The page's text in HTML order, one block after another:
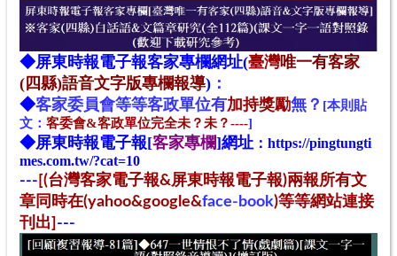
◆屏東時報電子報客家專欄網址(臺灣唯一有客家
(四縣)語音文字版專欄報導) ：
◆客家委員會等等客政單位有加持獎勵無？ [本則貼
文： 客委會&客政單位完全未？未？----]
◆屏東時報電子報[客家專欄]網址 ： https://pingtungti
mes.com.tw/?cat=10
--- [(台灣客家電子報&屏東時報電子報)兩報所有文
章同時在(yahoo&google&face-book)等等網站連接
刊出] ---